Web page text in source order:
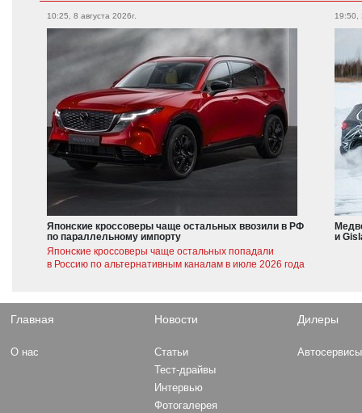
10:25, 8 августа 2026г.
Японские кроссоверы чаще остальных ввозили в РФ
по параллельному импорту
Японские кроссоверы чаще остальных попадали
в Россию по альтернативным каналам в июле 2026 года
19:50,
и
Главная
О нас
Новости
Статьи
Тест-драйвы
Интервью
Фотогалерея
Дилеры
Автосервисы